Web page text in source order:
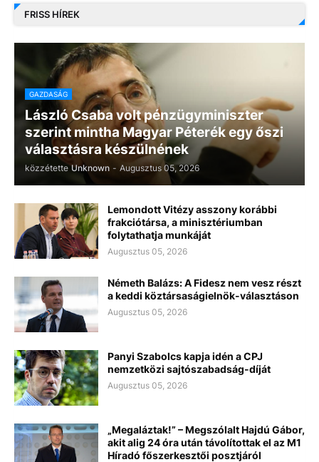
FRISS HÍREK
GAZDASÁG
László Csaba volt pénzügyminiszter
szerint mintha Magyar Péterék egy őszi
választásra készülnének
közzétette Unknown - Augusztus 05, 2026
Lemondott Vitézy asszony korábbi
frakciótársa, a minisztériumban
folytathatja munkáját
Augusztus 05, 2026
Németh Balázs: A Fidesz nem vesz részt
a keddi köztársaságielnök-választáson
Augusztus 05, 2026
Panyi Szabolcs kapja idén a CPJ
nemzetközi sajtószabadság-díját
Augusztus 05, 2026
„Megaláztak!” – Megszólalt Hajdú Gábor,
akit alig 24 óra után távolítottak el az M1
Híradó főszerkesztői posztjáról